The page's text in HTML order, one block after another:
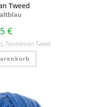
Tweed
€
, Tasmanian Tweed